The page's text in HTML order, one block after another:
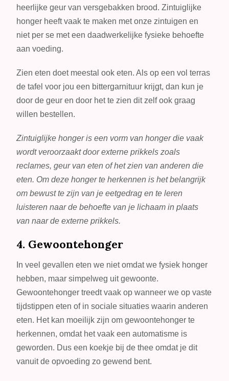
heerlijke geur van versgebakken brood. Zintuiglijke
honger heeft vaak te maken met onze zintuigen en
niet per se met een daadwerkelijke fysieke behoefte
aan voeding.
Zien eten doet meestal ook eten. Als op een vol terras
de tafel voor jou een bittergarnituur krijgt, dan kun je
door de geur en door het te zien dit zelf ook graag
willen bestellen.
Zintuiglijke honger is een vorm van honger die vaak
wordt veroorzaakt door externe prikkels zoals
reclames, geur van eten of het zien van anderen die
eten. Om deze honger te herkennen is het belangrijk
om bewust te zijn van je eetgedrag en te leren
luisteren naar de behoefte van je lichaam in plaats
van naar de externe prikkels.
4. Gewoontehonger
In veel gevallen eten we niet omdat we fysiek honger
hebben, maar simpelweg uit gewoonte.
Gewoontehonger treedt vaak op wanneer we op vaste
tijdstippen eten of in sociale situaties waarin anderen
eten. Het kan moeilijk zijn om gewoontehonger te
herkennen, omdat het vaak een automatisme is
geworden. Dus een koekje bij de thee omdat je dit
vanuit de opvoeding zo gewend bent.